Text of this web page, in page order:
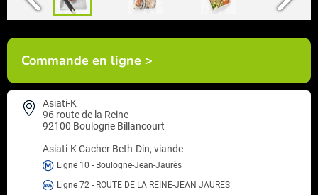
Commande en ligne >
Asiati-K
96 route de la Reine
92100 Boulogne Billancourt
Asiati-KCacher Beth-Din, viande
Ligne 10 - Boulogne-Jean-Jaurès
Ligne 72 - ROUTE DE LA REINE-JEAN JAURES